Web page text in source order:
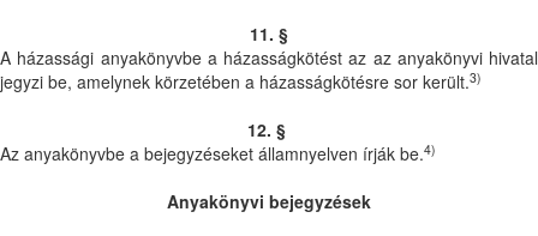
11. §
A házassági anyakönyvbe a házasságkötést az az anyakönyvi hivatal
jegyzi be, amelynek körzetében a házasságkötésre sor került.3)
12. §
Az anyakönyvbe a bejegyzéseket államnyelven írják be.4)
Anyakönyvi bejegyzések